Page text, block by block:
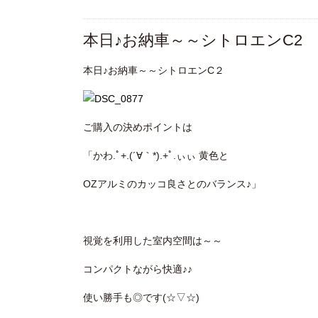
本日♪お納車～～シトロエンC2
本日♪お納車～～シトロエンC２
ご購入の決めポイントは
「かわ.ﾟ+.(´∀｀*).+ﾟ.ぃぃ 黄色と
OZアルミのカッコ良さとのバランス♪」
視覚を利用した室内空間は～～
コンパクトながら快適♪♪
使い勝手も◎です(☆▽☆)